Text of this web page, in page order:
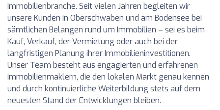
Immobilienbranche. Seit vielen Jahren begleiten wir
unsere Kunden in Oberschwaben und am Bodensee bei
sämtlichen Belangen rund um Immobilien – sei es beim
Kauf, Verkauf, der Vermietung oder auch bei der
langfristigen Planung ihrer Immobilieninvestitionen.
Unser Team besteht aus engagierten und erfahrenen
Immobilienmaklern, die den lokalen Markt genau kennen
und durch kontinuierliche Weiterbildung stets auf dem
neuesten Stand der Entwicklungen bleiben.